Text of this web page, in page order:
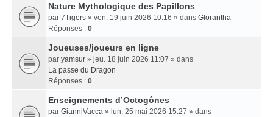
Nature Mythologique des Papillons
par 7Tigers » ven. 19 juin 2026 10:16 » dans Glorantha
Réponses : 0
Joueuses/joueurs en ligne
par yamsur » jeu. 18 juin 2026 11:07 » dans
La passe du Dragon
Réponses : 0
Enseignements dʼOctogônes
par GianniVacca » lun. 25 mai 2026 15:27 » dans